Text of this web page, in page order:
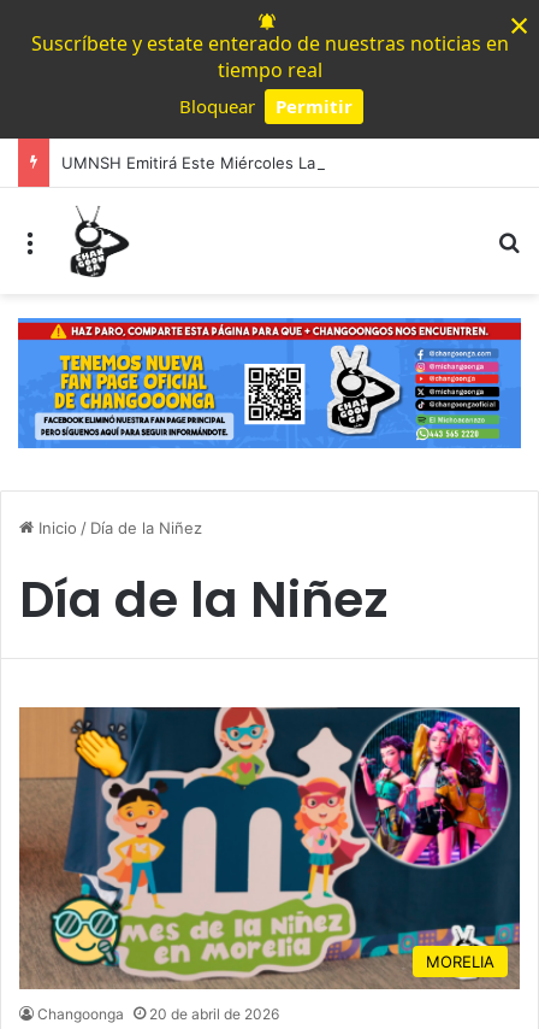
Suscríbete y estate enterado de nuestras noticias en
tiempo real
Bloquear Permitir
×
Menú
Inicio / Día de la Niñez
Día de la Niñez
MORELIA
Changoonga 20 de abril de 2026